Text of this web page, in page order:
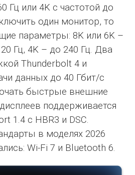
Гц или 4K с частотой до
один монитор, то
параметры: 8K или 6K –
Гц, 4K – до 240 Гц. Два
Thunderbolt 4 и
данных до 40 Гбит/с
быстрые внешние
поддерживается
1.4 с HBR3 и DSC.
в моделях 2026
Wi-Fi 7 и Bluetooth 6.